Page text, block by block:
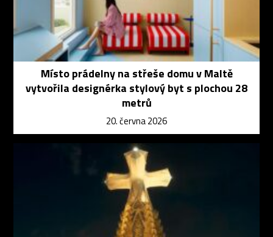
Místo prádelny na střeše domu v Maltě
vytvořila designérka stylový byt s plochou 28
metrů
20. června 2026